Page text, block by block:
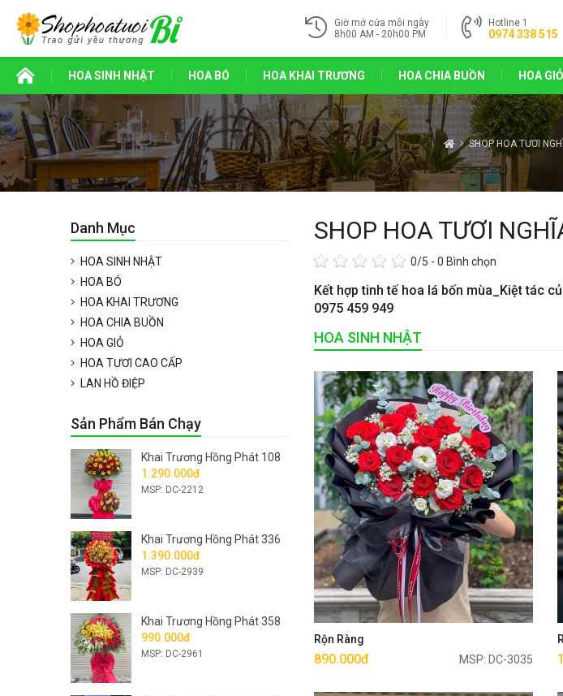
Giờ mở cửa mỗi ngày
8h00 AM - 20h00 PM
Hotline 1
0974 338 515
HOA SINH NHẬT HOA BÓ HOA KHAI TRƯƠNG HOA CHIA BUỒN HOA GIỎ
SHOP HOA TƯƠI
SHOP HOA TƯƠI
0/5 - 0 Bình chọn
Kết hợp tinh tế hoa lá bốn mùa_Kiệt tác
0975 459 949
HOA SINH NHẬT
Rộn Ràng
890.000đ MSP: DC-3035
Mua ngay
Danh Mục
HOA SINH NHẬT
HOA BÓ
HOA KHAI TRƯƠNG
HOA CHIA BUỒN
HOA GIỎ
HOA TƯƠI CAO CẤP
LAN HỒ ĐIỆP
Sản Phẩm Bán Chạy
Khai Trương Hồng Phát 108
1.290.000đ
MSP: DC-2212
Khai Trương Hồng Phát 336
1.390.000đ
MSP: DC-2939
Khai Trương Hồng Phát 358
990.000đ
MSP: DC-2961